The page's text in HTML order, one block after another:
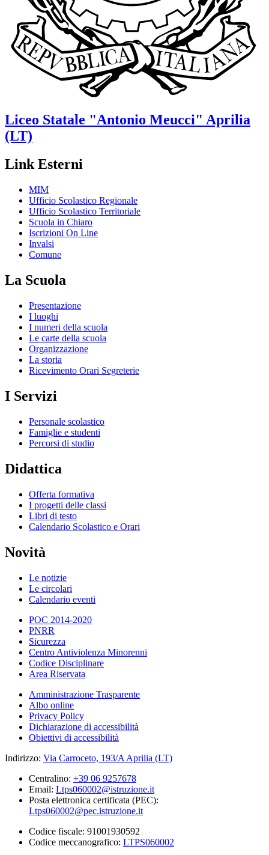
Liceo Statale "Antonio Meucci" Aprilia
(LT)
Link Esterni
MIM
Ufficio Scolastico Regionale
Ufficio Scolastico Territoriale
Scuola in Chiaro
Iscrizioni On Line
Invalsi
Comune
La Scuola
Presentazione
I luoghi
I numeri della scuola
Le carte della scuola
Organizzazione
La storia
Ricevimento Orari Segreterie
I Servizi
Personale scolastico
Famiglie e studenti
Percorsi di studio
Didattica
Offerta formativa
I progetti delle classi
Libri di testo
Calendario Scolastico e Orari
Novità
Le notizie
Le circolari
Calendario eventi
POC 2014-2020
PNRR
Sicurezza
Centro Antiviolenza Minorenni
Codice Disciplinare
Area Riservata
Amministrazione Trasparente
Albo online
Privacy Policy
Dichiarazione di accessibilità
Obiettivi di accessibilità
Indirizzo: Via Carroceto, 193/A Aprilia (LT)
Centralino: +39 06 9257678
Email: Ltps060002@istruzione.it
Posta elettronica certificata (PEC):
Ltps060002@pec.istruzione.it
Codice fiscale: 91001930592
Codice meccanografico: LTPS060002